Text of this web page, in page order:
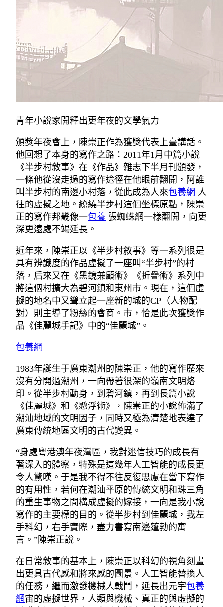
青年小說家開釋出更年夜的文學氣力
頒獎年夜會上，陳崇正作為獲獎代表上臺講話。
他回想了本身的寫作之路：2011年1月中篇小說
《半步村敘事》在《作品》雜志下半月刊頒發，
一條他從沒走過的寫作途徑在他眼前翻開，阿誰
叫半步村的南邊小村落，從此成為人來包養網 人
往的虛擬之地。繚繞半步村這個坐標原點，陳崇
正的寫作邦畿像一包養 張蜘蛛網一樣翻開，向更
深更遠處不竭延長。
近年來，陳崇正以《半步村敘事》等一系列很是
具有辨識度的作品虛擬了一座叫“半步村”的村
落，后來又在《黑鏡兼顧術》《折疊術》系列中
將這個村擴大為碧河鎮和東州市。現在，這個虛
擬的地名中又聳立起一座新的城的CP（人物配
對）則主導了粉絲的會商。市，恰是此次獲獎作
品《佳麗城手記》中的“佳麗城”。
包養網
1983年誕生于廣東潮州的陳崇正，他的寫作歷來
沒有分開過潮州，一向帶著很深的嶺南文明烙
印。從半步村動身，到碧河鎮，再到長篇小說
《佳麗城》和《懸浮術》，陳崇正的小說佈滿了
潮汕地域的文明因子，同時又極為清楚地表達了
廣東傳統地區文明的古代變異。
“身處粵港澳年夜灣區，我對迷信技巧的成長有
著深入的體察，特殊是這幾年人工智能的成長更
令人驚嘆。于是我不得不往反復思慮在當下寫作
的有用性，若何在潮汕平原的傳統文明和珠三角
的重生事物之間構成虛擬的嫁接，一向是我小說
寫作的主要標的目的。從半步村到佳麗城，我左
手科幻，右手實際，盡力書寫南邊蓬勃的寓
言。”陳崇正說。
在日常敘事的基本上，陳崇正以科幻的視角刻畫
出更具古代感和將來感的圖景。人工智能替換人
的任務，繼而激發機械人戰鬥，延長出元宇包養
網宙的虛擬世界，人類與機械、真正的與虛擬的